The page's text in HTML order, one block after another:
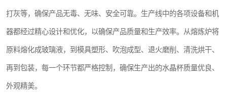
打灰等，确保产品无毒、无味、安全可靠。生产线中的各项设备和机
器都经过精心设计和优化，以确保产品质量和生产效率。从熔炼炉将
原料熔化成玻璃液，到模具塑形、吹泡成型、退火磨削、清洗烘干、
再到包装，每一个环节都严格控制，确保生产出的水晶杯质量优良、
外观精美。
稻壳餐具
降解奶茶杯